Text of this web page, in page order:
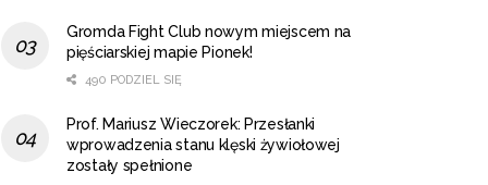
Gromda Fight Club nowym miejscem na
pięściarskiej mapie Pionek!
490 PODZIEL SIĘ
Prof. Mariusz Wieczorek: Przesłanki
wprowadzenia stanu klęski żywiołowej
zostały spełnione